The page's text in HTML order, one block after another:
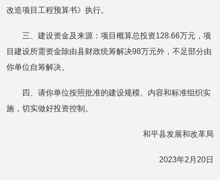
改造项目工程预算书》执行。
三、建设资金及来源：项目概算总投资128.66万元，项
目建设所需资金除由县财政统筹解决98万元外，不足部分由
你单位自筹解决。
四、请你单位按照批准的建设规模、内容和标准组织实
施，切实做好投资控制。
和平县发展和改革局
2023年2月20日